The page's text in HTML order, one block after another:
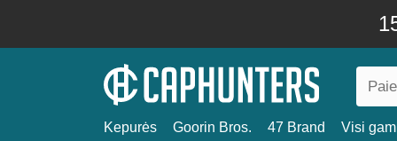
Kepurės Goorin Bros. 47 Brand Visi